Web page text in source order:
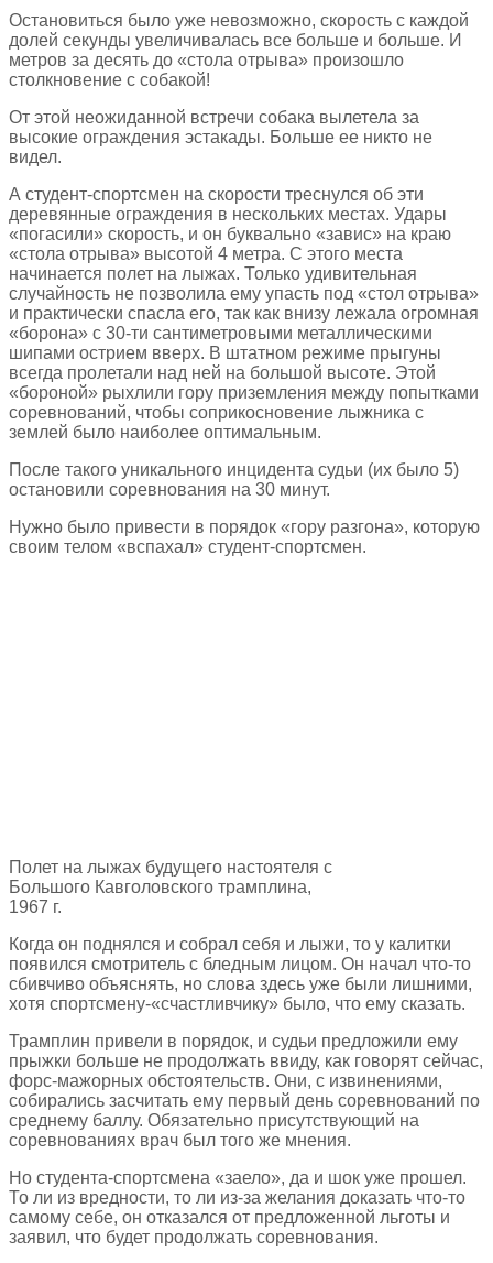
Остановиться было уже невозможно, скорость с каждой
долей секунды увеличивалась все больше и больше. И
метров за десять до «стола отрыва» произошло
столкновение с собакой!
От этой неожиданной встречи собака вылетела за
высокие ограждения эстакады. Больше ее никто не
видел.
А студент-спортсмен на скорости треснулся об эти
деревянные ограждения в нескольких местах. Удары
«погасили» скорость, и он буквально «завис» на краю
«стола отрыва» высотой 4 метра. С этого места
начинается полет на лыжах. Только удивительная
случайность не позволила ему упасть под «стол отрыва»
и практически спасла его, так как внизу лежала огромная
«борона» с 30-ти сантиметровыми металлическими
шипами острием вверх. В штатном режиме прыгуны
всегда пролетали над ней на большой высоте. Этой
«бороной» рыхлили гору приземления между попытками
соревнований, чтобы соприкосновение лыжника с
землей было наиболее оптимальным.
После такого уникального инцидента судьи (их было 5)
остановили соревнования на 30 минут.
Нужно было привести в порядок «гору разгона», которую
своим телом «вспахал» студент-спортсмен.
Полет на лыжах будущего настоятеля с
Большого Кавголовского трамплина,
1967 г.
Когда он поднялся и собрал себя и лыжи, то у калитки
появился смотритель с бледным лицом. Он начал что-то
сбивчиво объяснять, но слова здесь уже были лишними,
хотя спортсмену-«счастливчику» было, что ему сказать.
Трамплин привели в порядок, и судьи предложили ему
прыжки больше не продолжать ввиду, как говорят сейчас,
форс-мажорных обстоятельств. Они, с извинениями,
собирались засчитать ему первый день соревнований по
среднему баллу. Обязательно присутствующий на
соревнованиях врач был того же мнения.
Но студента-спортсмена «заело», да и шок уже прошел.
То ли из вредности, то ли из-за желания доказать что-то
самому себе, он отказался от предложенной льготы и
заявил, что будет продолжать соревнования.